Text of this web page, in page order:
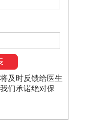
及时反馈给医生
们承诺绝对保